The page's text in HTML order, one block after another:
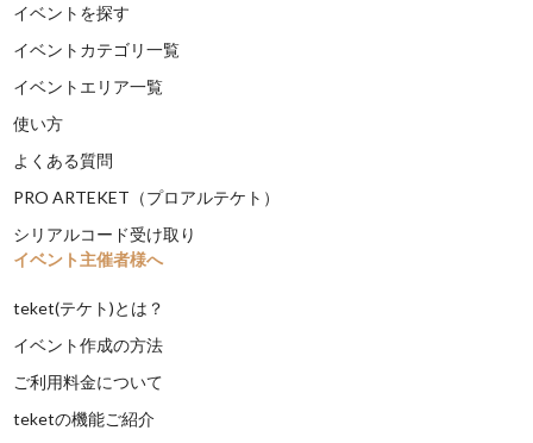
イベントを探す
イベントカテゴリ一覧
イベントエリア一覧
使い方
よくある質問
PRO ARTEKET（プロアルテケト）
シリアルコード受け取り
イベント主催者様へ
teket(テケト)とは？
イベント作成の方法
ご利用料金について
teketの機能ご紹介